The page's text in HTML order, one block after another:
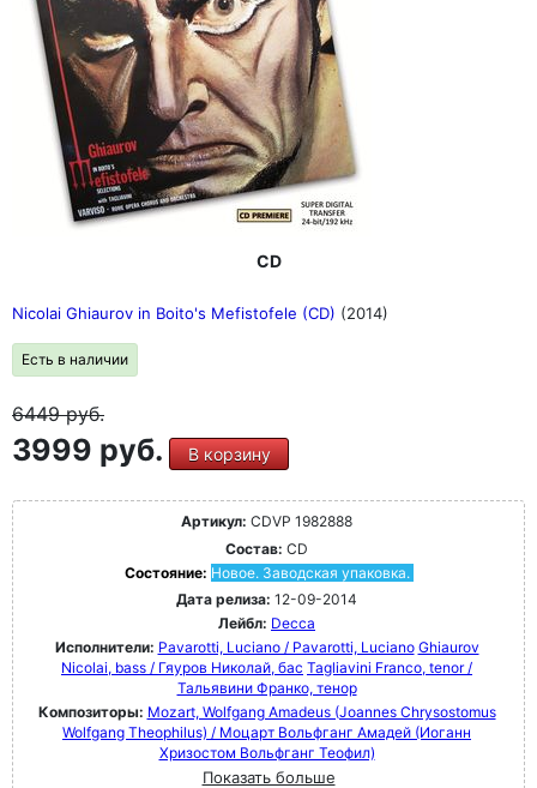
CD
Nicolai Ghiaurov in Boito's Mefistofele (CD) (2014)
Есть в наличии
6449руб.
3999 руб. В корзину
Артикул: CDVP 1982888
Состав: CD
Состояние: Новое. Заводская упаковка.
Дата релиза: 12-09-2014
Лейбл: Decca
Исполнители: Pavarotti, Luciano / Pavarotti, Luciano Ghiaurov
Nicolai, bass / Гяуров Николай, бас Tagliavini Franco, tenor /
Тальявини Франко, тенор
Композиторы: Mozart, Wolfgang Amadeus (Joannes Chrysostomus
Wolfgang Theophilus) / Моцарт Вольфганг Амадей (Иоганн
Хризостом Вольфганг Теофил)
Показать больше